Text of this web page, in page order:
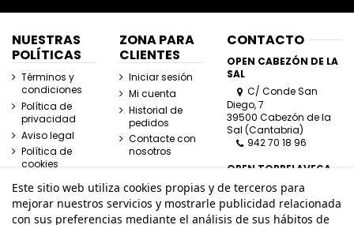
NUESTRAS
POLÍTICAS
Términos y
condiciones
Política de
privacidad
Aviso legal
Política de
cookies
ZONA PARA
CLIENTES
Iniciar sesión
Mi cuenta
Historial de
pedidos
Contacte con
nosotros
CONTACTO
OPEN CABEZÓN DE LA
SAL
C/ Conde San
Diego, 7
39500 Cabezón de la
Sal (Cantabria)
942 70 18 96
OPEN TORRELAVEGA
C/ José Posada
Herrera, Esquina
Lasaga Larreta
Este sitio web utiliza cookies propias y de terceros para
mejorar nuestros servicios y mostrarle publicidad relacionada
con sus preferencias mediante el análisis de sus hábitos de